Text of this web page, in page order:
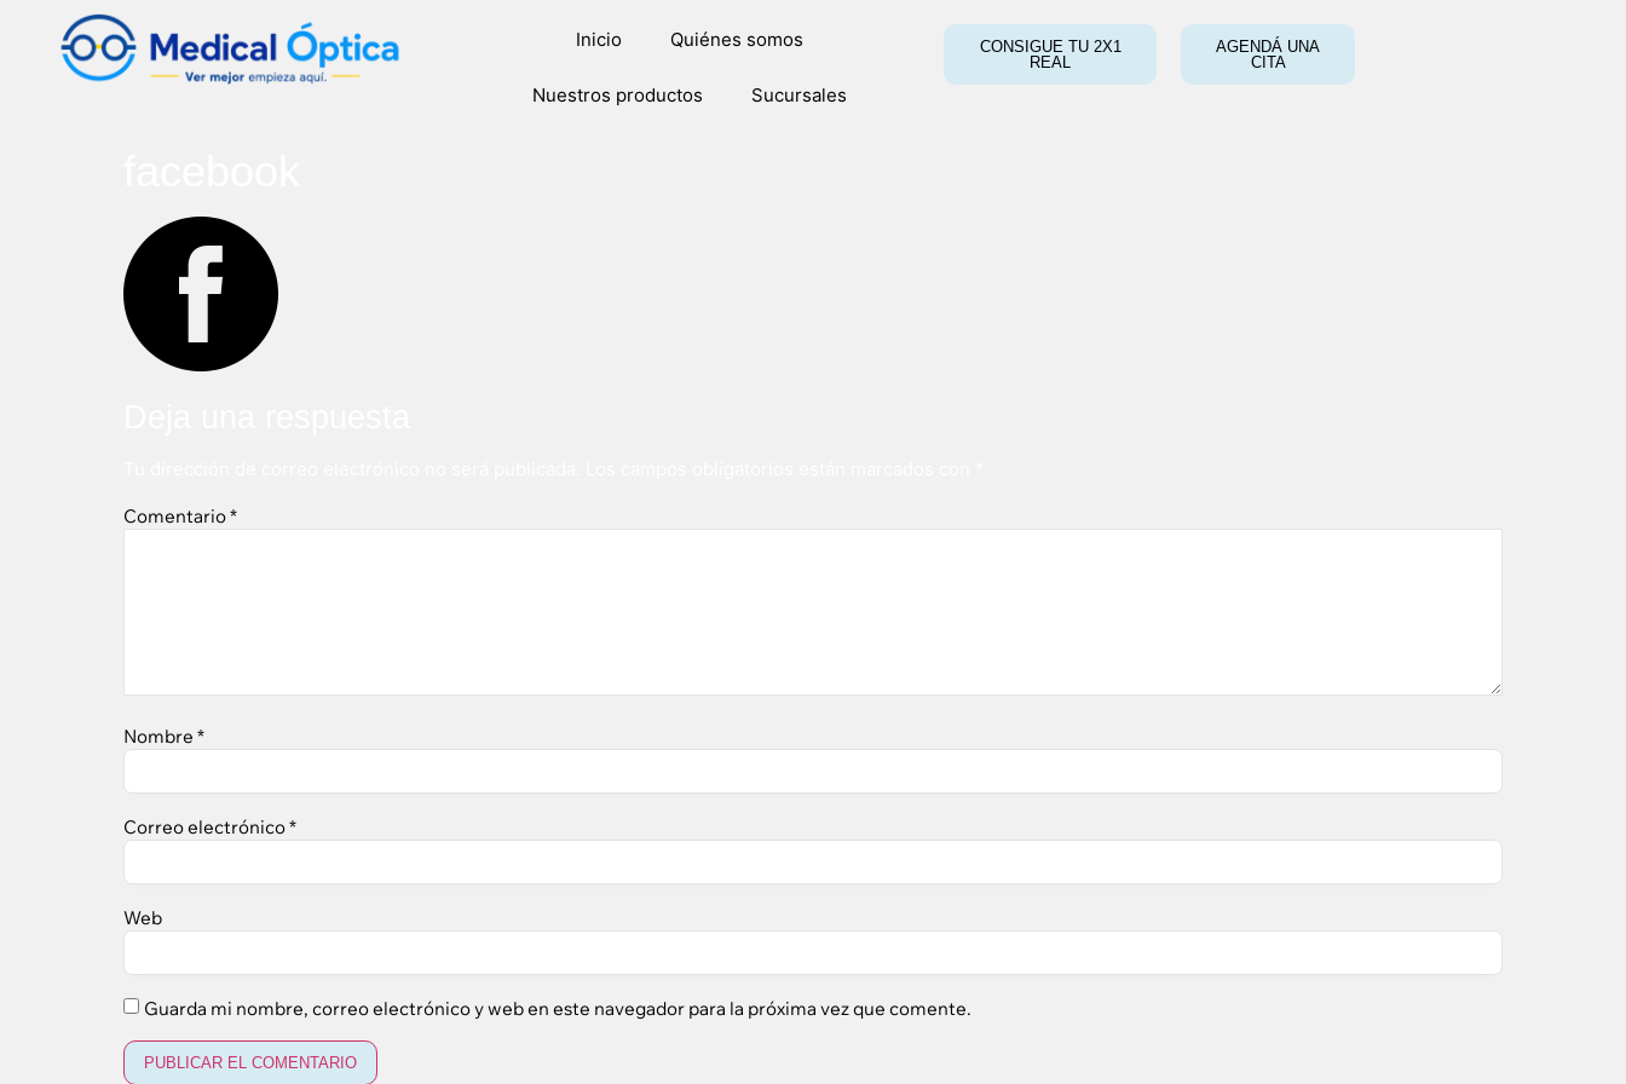
Inicio Quiénes somos
Nuestros productos Sucursales
CONSIGUE TU 2X1
REAL
AGENDÁ UNA
CITA
Comentario*
Nombre *
Correo electrónico*
Web
Guarda mi nombre, correo electrónico y web en este navegador para la próxima vez que comente.